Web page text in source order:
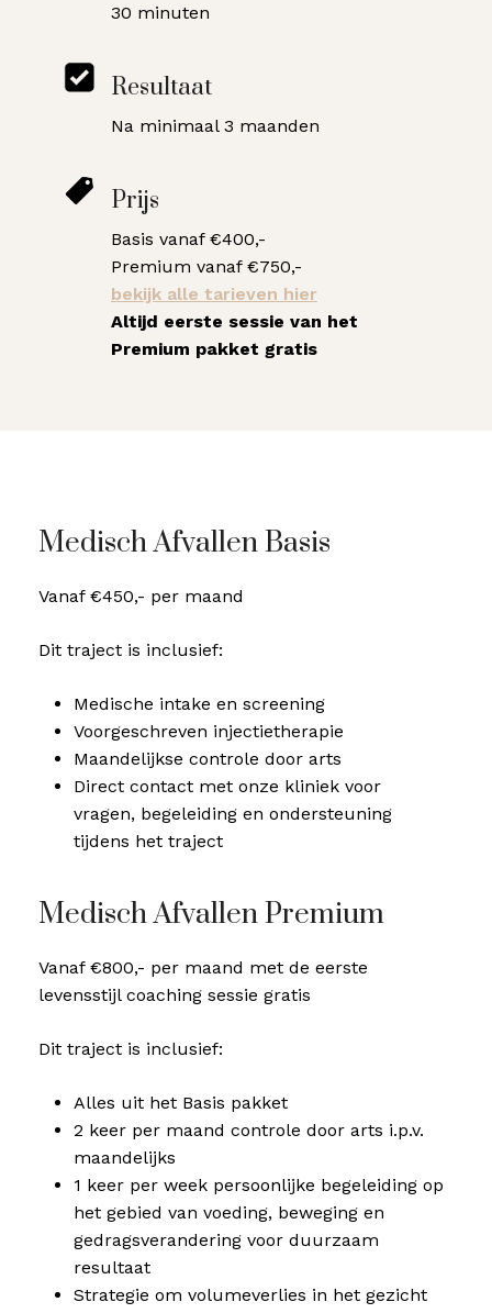
30 minuten
Resultaat
Na minimaal 3 maanden
Prijs
Basis vanaf €400,-
Premium vanaf €750,-
bekijk alle tarieven hier
Altijd eerste sessie van het
Premium pakket gratis
Medisch Afvallen Basis
Vanaf €450,- per maand
Dit traject is inclusief:
Medische intake en screening
Voorgeschreven injectietherapie
Maandelijkse controle door arts
Direct contact met onze kliniek voor
vragen, begeleiding en ondersteuning
tijdens het traject
Medisch Afvallen Premium
Vanaf €800,- per maand met de eerste
levensstijl coaching sessie gratis
Dit traject is inclusief:
Alles uit het Basis pakket
2 keer per maand controle door arts i.p.v.
maandelijks
1 keer per week persoonlijke begeleiding op
het gebied van voeding, beweging en
gedragsverandering voor duurzaam
resultaat
Strategie om volumeverlies in het gezicht